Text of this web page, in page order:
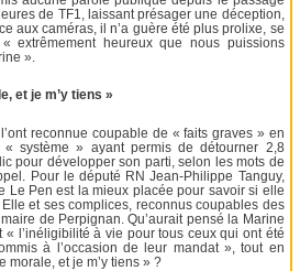
de TF1, laissant présager une déception,
aux caméras, il n’a guère été plus prolixe, se
extrêmement heureux que nous puissions
».
et je m’y tiens »
reconnue coupable de « faits graves » en
« système » ayant permis de détourner 2,8
pour développer son parti, selon les mots de
Pour le député RN Jean-Philippe Tanguy,
Le Pen est la mieux placée pour savoir si elle
et ses complices, reconnus coupables des
de Perpignan. Qu’aurait pensé la Marine
l’inéligibilité à vie pour tous ceux qui ont été
à l’occasion de leur mandat », tout en
morale, et je m’y tiens » ?